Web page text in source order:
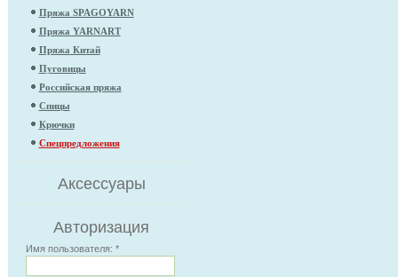
Пряжа SPAGOYARN
Пряжа YARNART
Пряжа Китай
Пуговицы
Российская пряжа
Спицы
Крючки
Спецпредложения
Аксессуары
Авторизация
Имя пользователя: *